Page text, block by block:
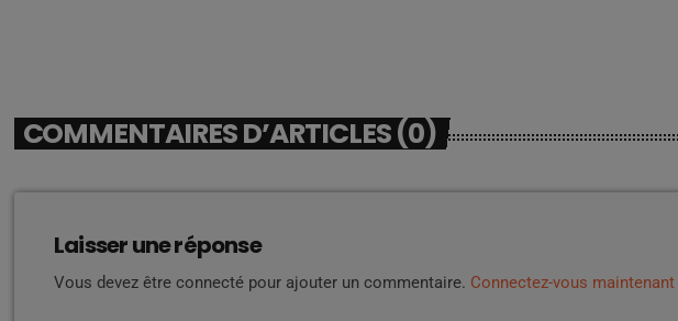
COMMENTAIRES D’ARTICLES (0)
Laisser une réponse
Vous devez être connecté pour ajouter un commentaire. Connectez-vous maintenant